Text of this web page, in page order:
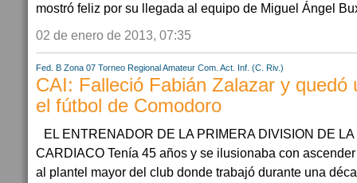
mostró feliz por su llegada al equipo de Miguel Ángel
02 de enero de 2013, 07:35
Fed. B Zona 07 Torneo Regional Amateur Com. Act. Inf. (C. Riv.)
CAI: Falleció Fabián Zalazar y quedó
el fútbol de Comodoro
EL ENTRENADOR DE LA PRIMERA DIVISION DE
CARDIACO Tenía 45 años y se ilusionaba con
al plantel mayor del club donde trabajó durante una